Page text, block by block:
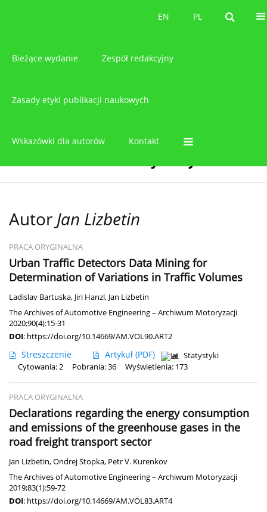
PL
EN PL
EN
Bieżące wydanie Zespół redakcyjny
Zasady etyki publikacji naukowych
Wskazówki dla autorów Kontakt
Autor Jan Lizbetin
PRACA ORYGINALNA
Urban Traffic Detectors Data Mining for
Determination of Variations in Traffic Volumes
Ladislav Bartuska, Jiri Hanzl, Jan Lizbetin
The Archives of Automotive Engineering – Archiwum Motoryzacji
2020;90(4):15-31
DOI: https://doi.org/10.14669/AM.VOL90.ART2
Streszczenie Artykuł (PDF)
Statystyki
Cytowania: 2
Pobrania: 36 Wyświetlenia: 173
PRACA ORYGINALNA
Declarations regarding the energy consumption
and emissions of the greenhouse gases in the
road freight transport sector
Jan Lizbetin,Ondrej Stopka, Petr V. Kurenkov
The Archives of Automotive Engineering – Archiwum Motoryzacji
2019;83(1):59-72
DOI: https://doi.org/10.14669/AM.VOL83.ART4